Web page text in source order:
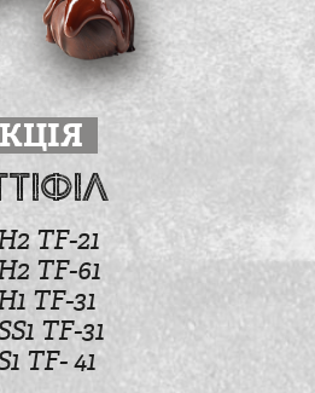
TF-21
TF-61
TF-31
TF-31
TF- 41